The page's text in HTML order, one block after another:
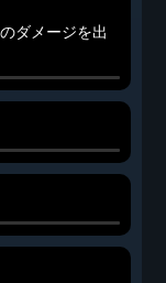
ダメージを出